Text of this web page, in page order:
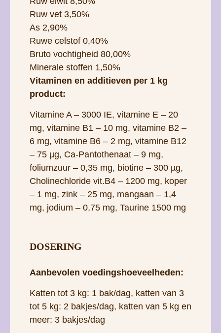
Ruw vet 3,50%
As 2,90%
Ruwe celstof 0,40%
Bruto vochtigheid 80,00%
Minerale stoffen 1,50%
Vitaminen en additieven per 1 kg
product:
Vitamine A – 3000 IE, vitamine E – 20
mg, vitamine B1 – 10 mg, vitamine B2 –
6 mg, vitamine B6 – 2 mg, vitamine B12
– 75 µg, Ca-Pantothenaat – 9 mg,
foliumzuur – 0,35 mg, biotine – 300 µg,
Cholinechloride vit.B4 – 1200 mg, koper
– 1 mg, zink – 25 mg, mangaan – 1,4
mg, jodium – 0,75 mg, Taurine 1500 mg
DOSERING
Aanbevolen voedingshoeveelheden:
Katten tot 3 kg: 1 bak/dag, katten van 3
tot 5 kg: 2 bakjes/dag, katten van 5 kg en
meer: ​​3 bakjes/dag